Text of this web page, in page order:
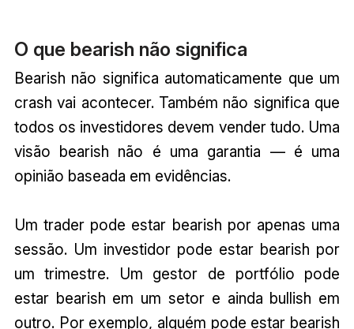
O que bearish não significa
Bearish não significa automaticamente que um
crash vai acontecer. Também não significa que
todos os investidores devem vender tudo. Uma
visão bearish não é uma garantia — é uma
opinião baseada em evidências.
Um trader pode estar bearish por apenas uma
sessão. Um investidor pode estar bearish por
um trimestre. Um gestor de portfólio pode
estar bearish em um setor e ainda bullish em
outro. Por exemplo, alguém pode estar bearish